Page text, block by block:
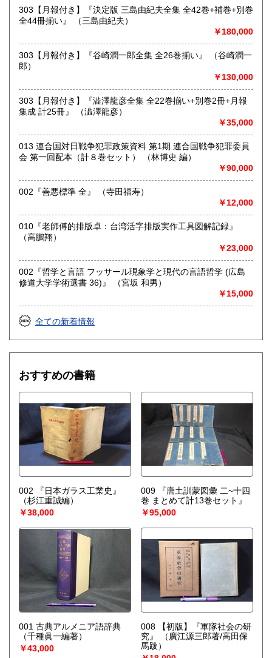
書籍の買取について
《出張買取ご希望の方》
・日本全国出張買取可能です。ご希望のお客様はメールにて
ご連絡いただくか、042-407-5798までお電話ください。
・本の量、タイトルや著者名、本の状態などを事前にお知ら
せください。
・本の背表紙の写真を事前にメールでお送りいただけると助
・買取できない本もございます。その際はご了承ください。
《店頭買取ご希望の方》
・東京都小金井市の実店舗までお持ちください。
・営業時間 10:00～19:00 定休日:木曜日
取り扱い分野
哲学宗教、歴史、古典籍、近代文献、趣味、サブカルチャ
東洋医学、占い、易学、四柱推命、武道、鉄道、近代資料、
古地図、美術、雑誌、受験参考書、CD、DVDなど
303【月報付き】『決定版 三島由紀夫全集 全42巻+補巻+別巻
全44冊揃い』 （三島由紀夫）
￥180,000
303【月報付き】『谷崎潤一郎全集 全26巻揃い』 （谷崎潤一
郎）
￥130,000
303【月報付き】『澁澤龍彦全集 全22巻揃い+別巻2冊+月報
集成 計25冊』 （澁澤龍彦）
￥35,000
013 連合国対日戦争犯罪政策資料 第1期 連合国戦争犯罪委員
会 第一回配本（計８巻セット） （林博史 編）
￥90,000
002『善悪標準 全』 （寺田福寿）
￥12,000
010『老師傅的排版卓：台湾活字排版実作工具図解記録』
（高鵬翔）
￥23,000
002『哲学と言語 フッサール現象学と現代の言語哲学 (広島
修道大学学術選書 36)』 （宮坂 和男）
￥15,000
全ての新着情報
おすすめの書籍
002 『日本ガラス工業史』
（杉江重誠編）
￥38,000
009 『唐土訓蒙図彙 二~十四
巻 まとめて計13巻セット』
￥95,000
001 古典アルメニア語辞典
（千種眞一編著）
￥43,000
008 【初版】『軍隊社会の研
究』
（廣江源三郎著/高田保
馬跋）